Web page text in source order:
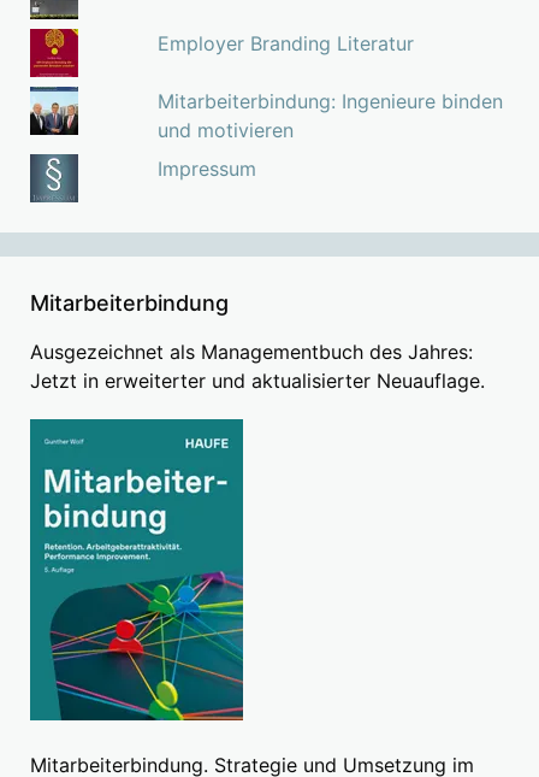
Employer Branding Literatur
Mitarbeiterbindung: Ingenieure binden
und motivieren
Impressum
Mitarbeiterbindung
Ausgezeichnet als Managementbuch des Jahres:
Jetzt in erweiterter und aktualisierter Neuauflage.
Mitarbeiterbindung. Strategie und Umsetzung im